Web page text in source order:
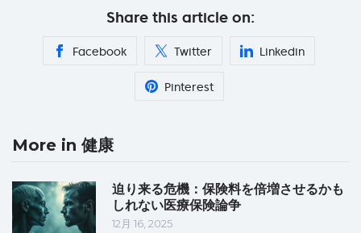
Share this article on:
Facebook Twitter Linkedin
Pinterest
More in 健康
迫り来る危機：保険料を倍増させるかも
しれない医療保険論争
12月 16, 2025